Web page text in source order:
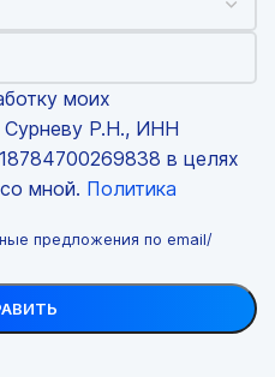
моих
Р.Н., ИНН
в целях
мной. Политика
предложения по email/